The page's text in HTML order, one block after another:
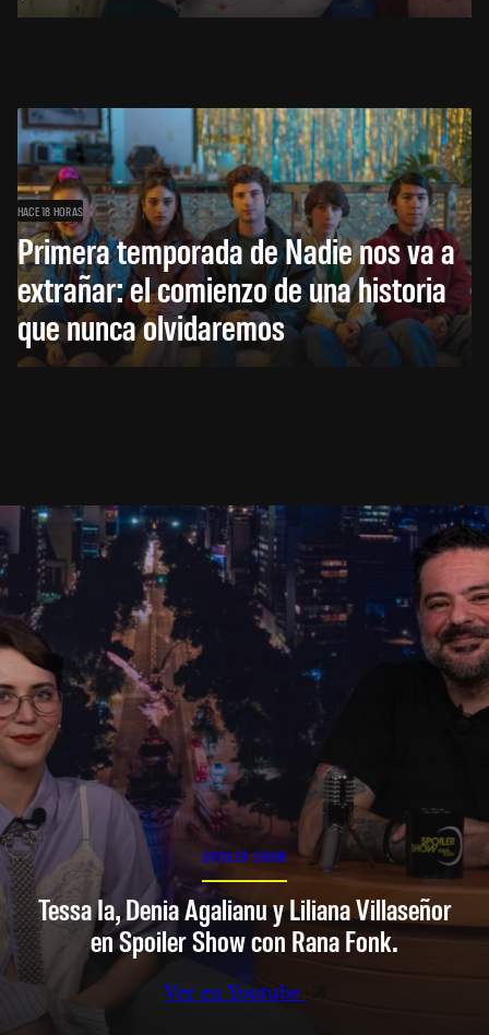
HACE 18 HORAS
Primera temporada de Nadie nos va a
extrañar: el comienzo de una historia
que nunca olvidaremos
SPOILER SHOW
Tessa Ia, Denia Agalianu y Liliana Villaseñor
en Spoiler Show con Rana Fonk.
Ver en Youtube